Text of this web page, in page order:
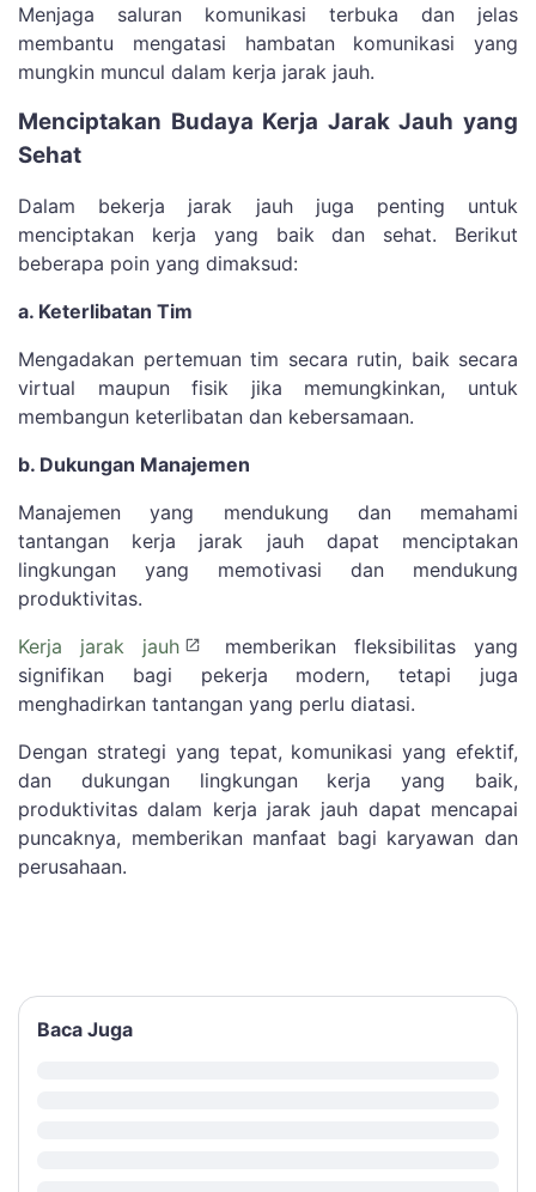
Menjaga saluran komunikasi terbuka dan jelas
membantu mengatasi hambatan komunikasi yang
mungkin muncul dalam kerja jarak jauh.
Menciptakan Budaya Kerja Jarak Jauh yang
Sehat
Dalam bekerja jarak jauh juga penting untuk
menciptakan kerja yang baik dan sehat. Berikut
beberapa poin yang dimaksud:
a. Keterlibatan Tim
Mengadakan pertemuan tim secara rutin, baik secara
virtual maupun fisik jika memungkinkan, untuk
membangun keterlibatan dan kebersamaan.
b. Dukungan Manajemen
Manajemen yang mendukung dan memahami
tantangan kerja jarak jauh dapat menciptakan
lingkungan yang memotivasi dan mendukung
produktivitas.
Kerja jarak jauh
memberikan fleksibilitas yang
signifikan bagi pekerja modern, tetapi juga
menghadirkan tantangan yang perlu diatasi.
Dengan strategi yang tepat, komunikasi yang efektif,
dan dukungan lingkungan kerja yang baik,
produktivitas dalam kerja jarak jauh dapat mencapai
puncaknya, memberikan manfaat bagi karyawan dan
perusahaan.
Baca Juga